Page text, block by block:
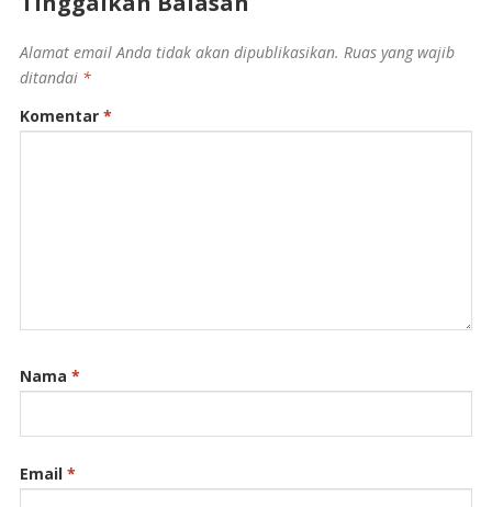
Alamat email Anda tidak akan dipublikasikan. Ruas yang wajib
ditandai *
Komentar *
Nama *
Email *